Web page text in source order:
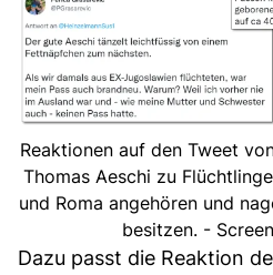
Reaktionen auf den Tweet
Thomas Aeschi zu
und Roma angehören und
besitzen. -
Dazu passt die Reaktion